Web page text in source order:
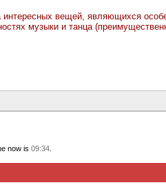
вещей, являющихся
музыки и танца
now is 09:34.